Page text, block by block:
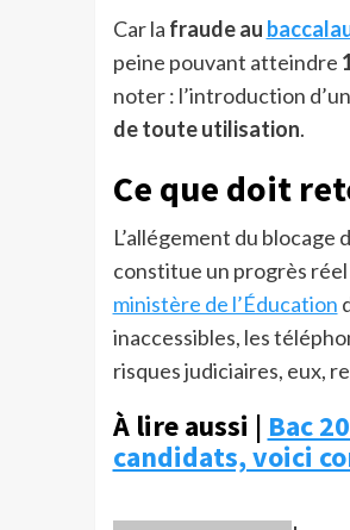
Car la fraude au
peine pouvant atteindre
noter : l’introduction
de toute utilisation.
Ce que doit
L’allégement du blocage
constitue un progrès réel
ministère de l’Éducation
inaccessibles, les
risques judiciaires, eux,
À lire aussi | Bac
candidats, voici